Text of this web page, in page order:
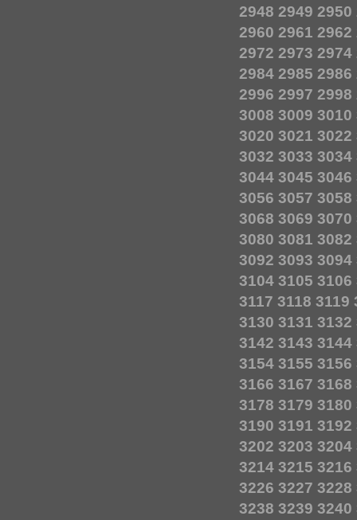
2948 2949 2950
2960 2961 2962
2972 2973 2974
2984 2985 2986
2996 2997 2998
3008 3009 3010
3020 3021 3022
3032 3033 3034
3044 3045 3046
3056 3057 3058
3068 3069 3070
3080 3081 3082
3092 3093 3094
3104 3105 3106
3117 3118 3119
3130 3131 3132
3142 3143 3144
3154 3155 3156
3166 3167 3168
3178 3179 3180
3190 3191 3192
3202 3203 3204
3214 3215 3216
3226 3227 3228
3238 3239 3240